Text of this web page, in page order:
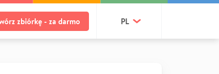
zbiórkę - za darmo PL